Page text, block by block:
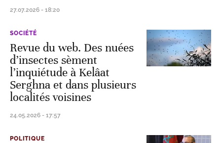
27.07.2026 - 18:20
SOCIÉTÉ
Revue du web. Des nuées
d’insectes sèment
l’inquiétude à Kelâat
Serghna et dans plusieurs
localités voisines
24.05.2026 - 17:57
POLITIQUE